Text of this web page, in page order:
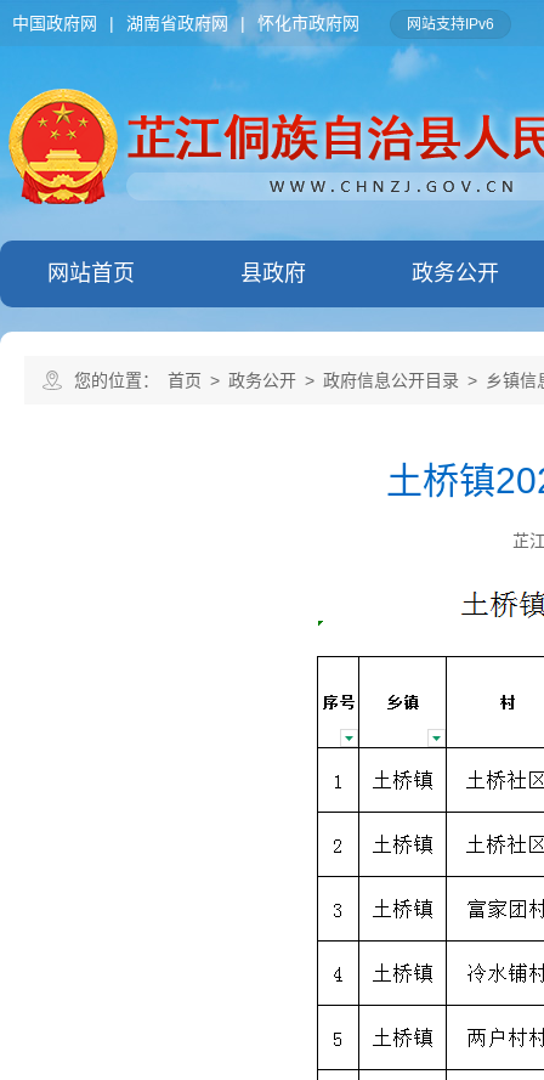
中国政府网 | 湖南省政府网 | 怀化市政府网 网站支持IPv6
网站首页 县政府 政务公开
您的位置： 首页 > 政务公开 > 政府信息公开目录 > 乡镇信
土桥镇
芷